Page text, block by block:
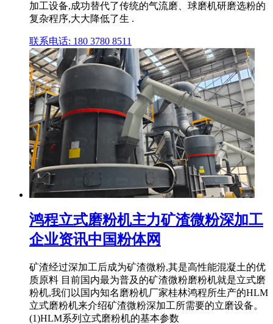
加工设备,成功替代了传统的气流磨、球磨机研磨选粉的
复杂程序,大大降低了生 .
联系电话: 180 3780 8511
鸿程立式磨粉机主力矿渣微粉深加工
企业资讯中国粉体网
矿渣经过深加工后成为矿渣微粉,其是高性能混凝土的优
质原料 目前国内最为普及的矿渣微粉磨粉机就是立式磨
粉机,我们以国内知名磨粉机厂家桂林鸿程所生产的HLM
立式磨粉机来介绍矿渣微粉深加工所需要的立磨设备。
(1)HLM系列立式磨粉机的基本参数